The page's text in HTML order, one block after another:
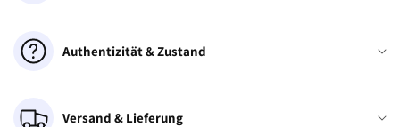
Authentizität & Zustand
Versand & Lieferung